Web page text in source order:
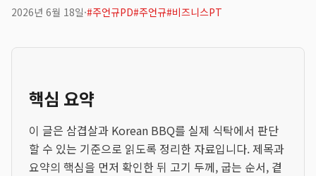
2026년 6월 18일·#주언규PD#주언규#비즈니스PT
핵심 요약
이 글은 삼겹살과 Korean BBQ를 실제 식탁에서 판단
할 수 있는 기준으로 읽도록 정리한 자료입니다. 제목과
요약의 핵심을 먼저 확인한 뒤 고기 두께, 굽는 순서, 곁